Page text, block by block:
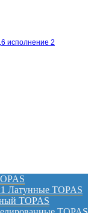
исполнение 2
Латунные TOPAS
TOPAS